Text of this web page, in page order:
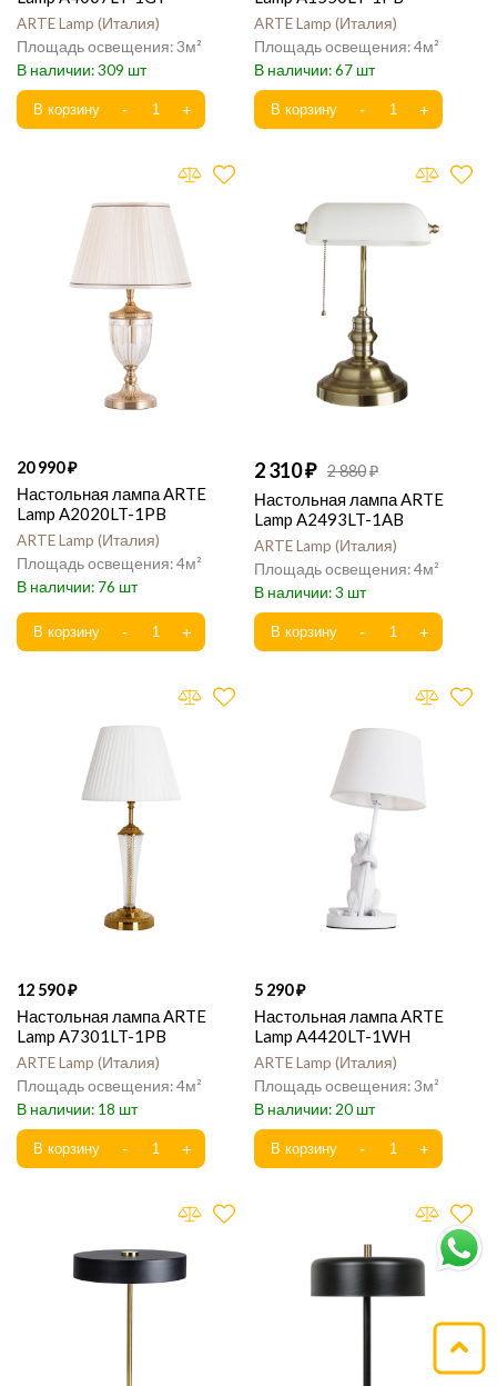
ARTE Lamp Италия
3
309
ARTE Lamp Италия
4
67
20 990
Настольная лампа ARTE
Lamp A2020LT-1PB
ARTE Lamp Италия
4
76
2 310 2 880
Настольная лампа ARTE
Lamp A2493LT-1AB
ARTE Lamp Италия
4
3
12 590
Настольная лампа ARTE
Lamp A7301LT-1PB
ARTE Lamp Италия
4
18
5 290
Настольная лампа ARTE
Lamp A4420LT-1WH
ARTE Lamp Италия
3
20